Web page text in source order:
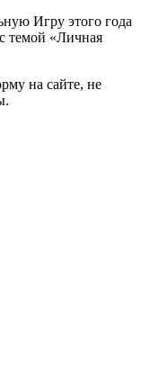
Игру этого года
темой «Личная
на сайте, не